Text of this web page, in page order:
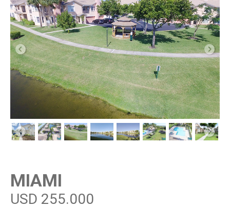
MIAMI
USD 255.000